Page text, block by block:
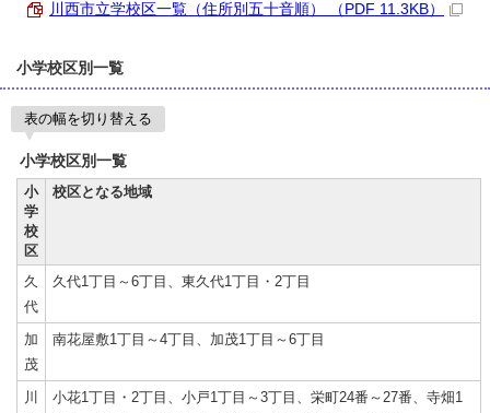
川西市立学校区一覧（住所別五十音順） （PDF 11.3KB）
小学校区別一覧
表の幅を切り替える
小学校区別一覧
小
学
校
区
校区となる地域
久
代
久代1丁目～6丁目、東久代1丁目・2丁目
加
茂
南花屋敷1丁目～4丁目、加茂1丁目～6丁目
川
小花1丁目・2丁目、小戸1丁目～3丁目、栄町24番～27番、寺畑1